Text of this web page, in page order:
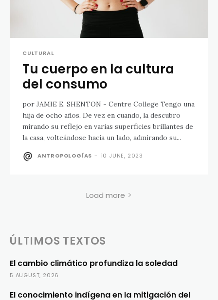
CULTURAL
Tu cuerpo en la cultura
del consumo
por JAMIE E. SHENTON - Centre College Tengo una
hija de ocho años. De vez en cuando, la descubro
mirando su reflejo en varias superficies brillantes de
la casa, volteándose hacia un lado, admirando su...
ANTROPOLOGÍAS - 10 JUNE, 2023
Load more
ÚLTIMOS TEXTOS
El cambio climático profundiza la soledad
5 AUGUST, 2026
El conocimiento indígena en la mitigación del